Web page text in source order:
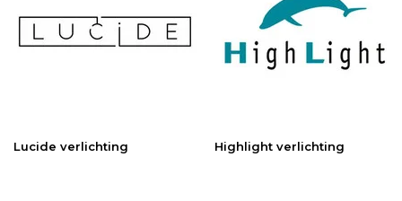
Lucide verlichting Highlight verlichting